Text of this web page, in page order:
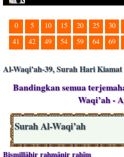
0 5 10 15 20 25 30
41
42 49 54 59 64 69
Al-Waqi’ah-39, Surah Hari
Bandingkan semua
Waqi’ah -
Surah Al-Waqi’ah
Bismillāhir rahmānir rahīm